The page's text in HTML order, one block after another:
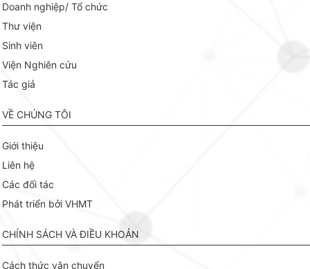
Doanh nghiệp/ Tổ chức
Thư viện
Sinh viên
Viện Nghiên cứu
Tác giả
VỀ CHÚNG TÔI
Giới thiệu
Liên hệ
Các đối tác
Phát triển bởi VHMT
CHÍNH SÁCH VÀ ĐIỀU KHOẢN
Cách thức vận chuyển